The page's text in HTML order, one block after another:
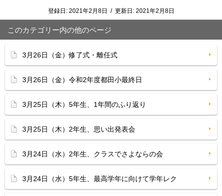
登録日: 2021年2月8日 / 更新日: 2021年2月8日
このカテゴリー内の他のページ
3月26日（金）修了式・離任式
3月26日（金）令和2年度都田小最終日
3月25日（木）5年生、1年間のふり返り
3月25日（木）2年生、思い出発表会
3月24日（水）2年生、クラスでさよならの会
3月24日（水）5年生、最高学年に向けて学年レク